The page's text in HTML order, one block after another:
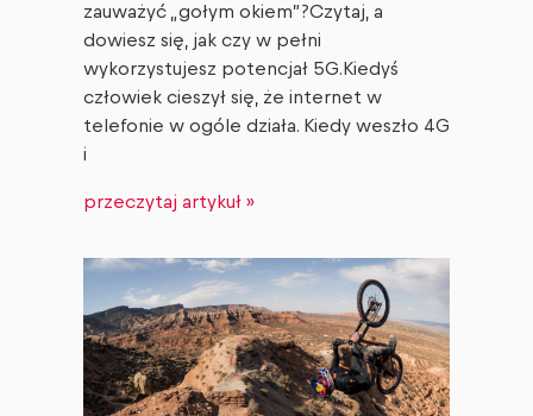
zauważyć „gołym okiem”?Czytaj, a
dowiesz się, jak czy w pełni
wykorzystujesz potencjał 5G.Kiedyś
człowiek cieszył się, że internet w
telefonie w ogóle działa. Kiedy weszło 4G
i
przeczytaj artykuł »